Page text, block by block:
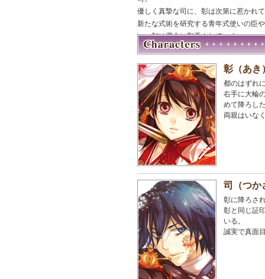
優しく真摯な司に、彰は次第に惹かれ
新たな式術を研究する青年式使いの臣
い、彰は運命に翻弄されていく——。
彰（あき
都のはずれ
右手に大輪
めて降ろし
両親はいな
司（つか
彰に降ろさ
彰と同じ証
いる。
誠実で真面